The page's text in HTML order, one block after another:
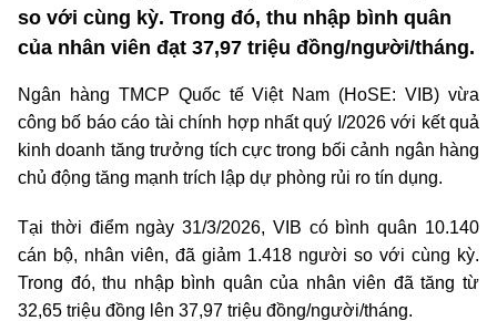
so với cùng kỳ. Trong đó, thu nhập bình quân
của nhân viên đạt 37,97 triệu đồng/người/tháng.
Ngân hàng TMCP Quốc tế Việt Nam (HoSE: VIB) vừa
công bố báo cáo tài chính hợp nhất quý I/2026 với kết quả
kinh doanh tăng trưởng tích cực trong bối cảnh ngân hàng
chủ động tăng mạnh trích lập dự phòng rủi ro tín dụng.
Tại thời điểm ngày 31/3/2026, VIB có bình quân 10.140
cán bộ, nhân viên, đã giảm 1.418 người so với cùng kỳ.
Trong đó, thu nhập bình quân của nhân viên đã tăng từ
32,65 triệu đồng lên 37,97 triệu đồng/người/tháng.